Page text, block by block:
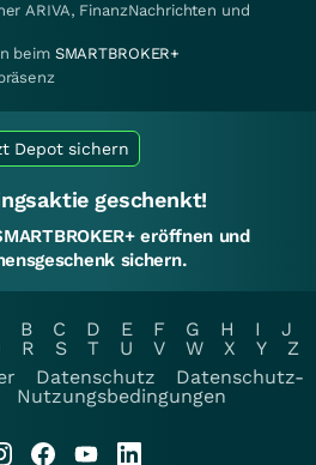
ARIVA, FinanzNachrichten und
beim SMARTBROKER+
Depot sichern
geschenkt!
eröffnen und
sichern.
B C D E F G H I
J
R S T U V W X Y
Z
Datenschutz
Datenschutz-
Nutzungsbedingungen